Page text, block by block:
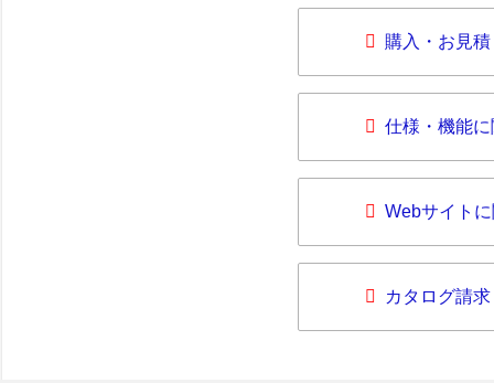
購入・お見
仕様・機能
Webサイト
カタログ請求